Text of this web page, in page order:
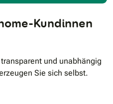
Kundinnen
und unabhängig
Sie sich selbst.